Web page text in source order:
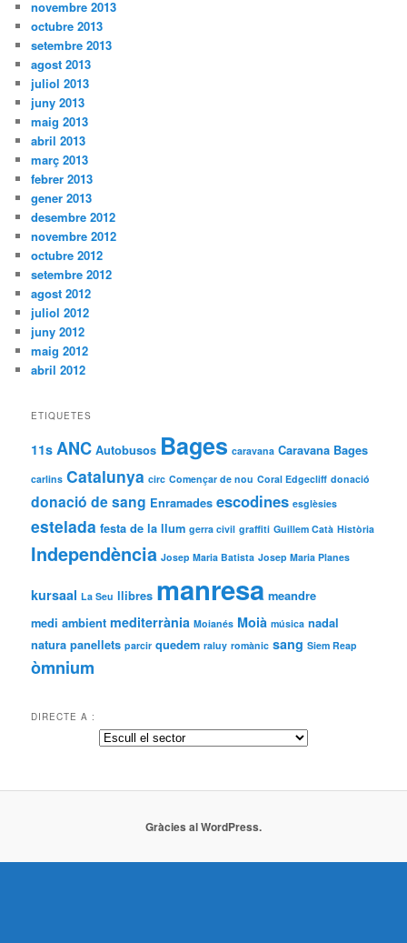
novembre 2013
octubre 2013
setembre 2013
agost 2013
juliol 2013
juny 2013
maig 2013
abril 2013
març 2013
febrer 2013
gener 2013
desembre 2012
novembre 2012
octubre 2012
setembre 2012
agost 2012
juliol 2012
juny 2012
maig 2012
abril 2012
ETIQUETES
11s ANC Autobusos Bages caravana Caravana Bages
carlins Catalunya circ Començar de nou Coral Edgecliff donació
donació de sang Enramades escodines esglèsies
estelada festa de la llum gerra civil graffiti Guillem Catà Història
Independència Josep Maria Batista Josep Maria Planes
kursaal La Seu llibres manresa meandre
medi ambient mediterrània Moianés Moià música nadal
natura panellets parcir quedem raluy romànic sang Siem Reap
òmnium
DIRECTE A :
Gràcies al WordPress.